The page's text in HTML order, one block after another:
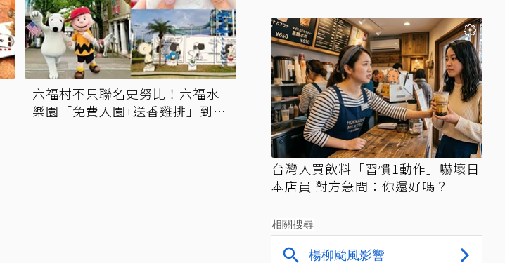
六福村不只聯名史努比！六福水
樂園「免費入園+送香雞排」到年
台灣人買飲料「習慣1動作」嚇壞日
本店員 對方急問：你還好嗎？